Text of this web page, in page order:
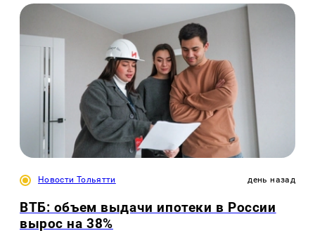
Новости Тольятти день назад
ВТБ: объем выдачи ипотеки в России
вырос на 38%